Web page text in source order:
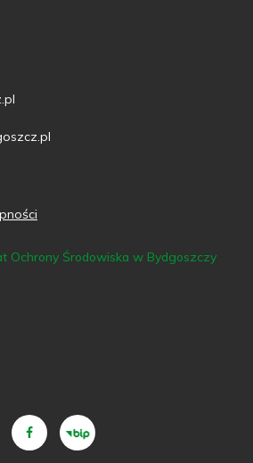
Ochrony Środowiska w Bydgoszczy